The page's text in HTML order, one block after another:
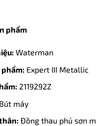
phẩm
Waterman
phẩm: Expert III Metallic
2119292Z
Bút máy
Đồng thau phủ sơn